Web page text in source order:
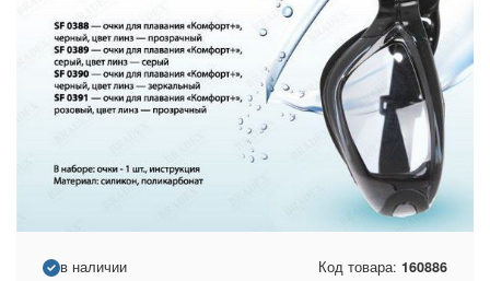
в наличии Код товара: 160886